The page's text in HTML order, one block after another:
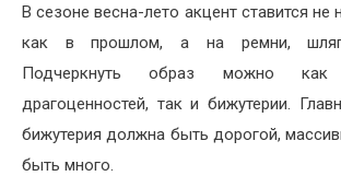
В сезоне весна-лето акцент ставится не
как в прошлом, а на ремни,
Подчеркнуть образ можно
драгоценностей, так и бижутерии.
бижутерия должна быть дорогой,
быть много.